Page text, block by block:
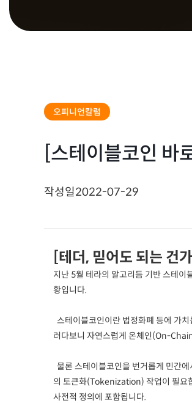
오피니언칼럼
[스테이블코인
작성일2022-07-29
[테더, 믿어도 되는 건
지난 5월 테라의 알고리듬 기반 스테이
황입니다.
스테이블코인이란 법정화폐 등에 가
러다보니 자연스럽게 온체인(On-
물론 스테이블코인을 번거롭게 민간
의 토큰화(Tokenization) 작업이 필요
사전적 정의에 포함됩니다.